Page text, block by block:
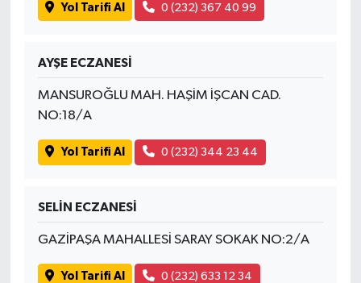
Yol Tarifi Al 0 (232) 367 40 99
AYŞE ECZANESİ
MANSUROĞLU MAH. HAŞİM İŞCAN CAD.
NO:18/A
Yol Tarifi Al 0 (232) 344 23 44
SELİN ECZANESİ
GAZİPAŞA MAHALLESİ SARAY SOKAK NO:2/A
Yol Tarifi Al 0 (232) 633 12 34